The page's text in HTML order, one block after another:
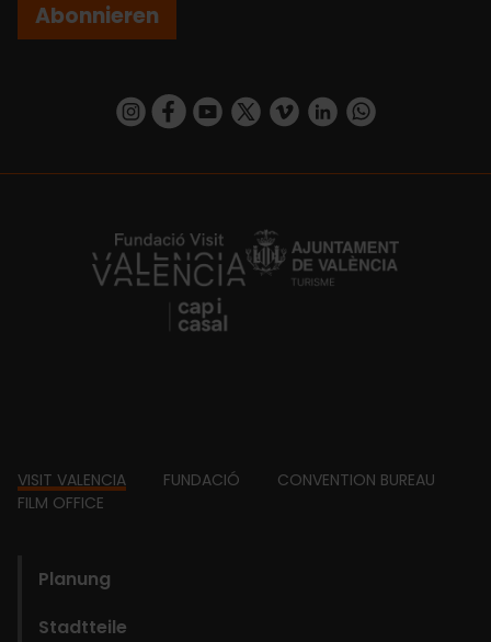
Abonnieren
https://www.instagram.com/visit_valencia/
https://www.facebook.com/
https://www.youtube.com/user/
https://twitter.com/_VivaValencia
https://vimeo.com/
https://www.linkedin.com/company/turismo-valencia/https://api.whatsapp.com/send/
https://fundacion.visitvalencia.com/
Footer
VISIT VALENCIA FUNDACIÓ
CONVENTION BUREAU
FILM OFFICE
Planung
Stadtteile